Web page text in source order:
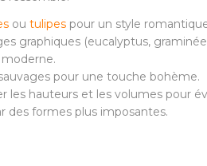
ou tulipes pour un style
graphiques (eucalyptus,
pour une touche bohème.
les hauteurs et les volumes pour
des formes plus imposantes.